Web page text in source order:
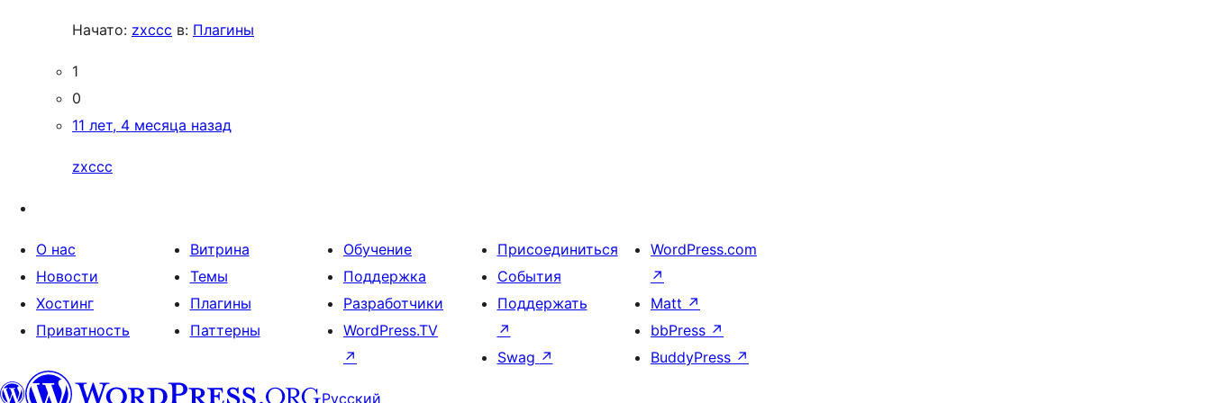
Начато: zxccc в: Плагины
1
0
11 лет, 4 месяца назад
zxccc
О нас
Новости
Хостинг
Приватность
Витрина
Темы
Плагины
Паттерны
Обучение
Поддержка
Разработчики
WordPress.TV
↗
Присоединиться
События
Поддержать
↗
Swag ↗
WordPress.com
↗
Matt ↗
bbPress ↗
BuddyPress ↗
Русский